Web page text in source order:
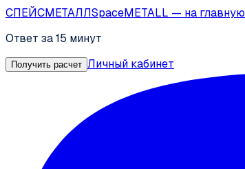
СПЕЙСМЕТАЛЛSpaceMETALL — на главную
Ответ за 15 минут
Получить расчет Личный кабинет